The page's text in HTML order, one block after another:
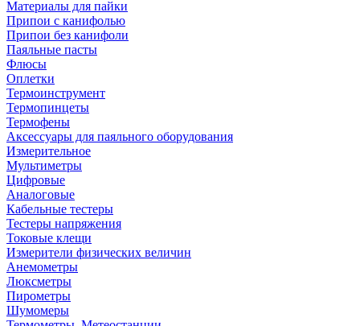
Материалы для пайки
Припои с канифолью
Припои без канифоли
Паяльные пасты
Флюсы
Оплетки
Термоинструмент
Термопинцеты
Термофены
Аксессуары для паяльного оборудования
Измерительное
Мультиметры
Цифровые
Аналоговые
Кабельные тестеры
Тестеры напряжения
Токовые клещи
Измерители физических величин
Анемометры
Люксметры
Пирометры
Шумомеры